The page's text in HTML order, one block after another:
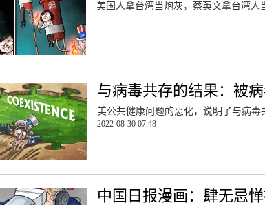
美国人拿台湾当炮灰，蔡英文拿台湾人
与病毒共存的结果：被
美公共健康问题的恶化，说明了与病毒
2022-08-30 07:48
中国日报漫画：肆无忌